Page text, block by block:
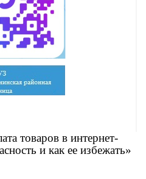
товаров в интернет-
и как ее избежать»